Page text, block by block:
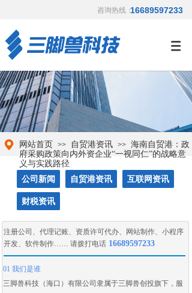
咨询热线：16689597233
网站首页 >> 自贸港资讯 >> 海南自贸港：政
府采购政策向内外资企业“一视同仁”的战略意
义与实践路径
公司新闻 自贸港资讯 互联网资讯
财税资讯
01 我们是谁
三脚兽科技（海口）有限公司隶属于三脚兽创投旗下，服
注册公司 、 代理记账、 资质许可代办、 网站制作、 小程序
开发、 软件制作…… 请拨打电话 16689597233